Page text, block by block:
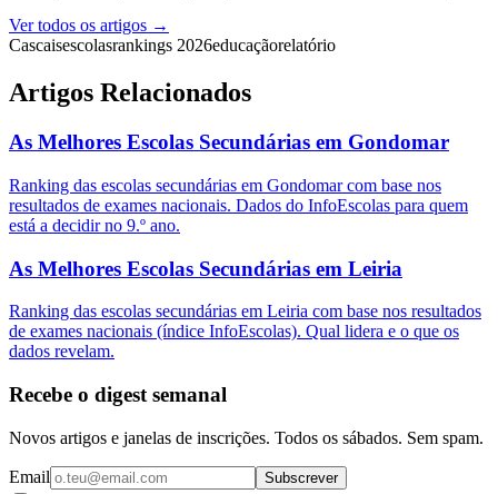
Ver todos os artigos →
Cascaisescolasrankings 2026educaçãorelatório
Artigos Relacionados
As Melhores Escolas Secundárias em Gondomar
Ranking das escolas secundárias em Gondomar com base nos
resultados de exames nacionais. Dados do InfoEscolas para quem
está a decidir no 9.º ano.
As Melhores Escolas Secundárias em Leiria
Ranking das escolas secundárias em Leiria com base nos resultados
de exames nacionais (índice InfoEscolas). Qual lidera e o que os
dados revelam.
Recebe o digest semanal
Novos artigos e janelas de inscrições. Todos os sábados. Sem spam.
Email Subscrever